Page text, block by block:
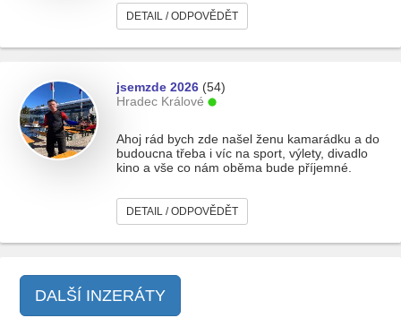
DETAIL / ODPOVĚDĚT
jsemzde 2026 (54)
Hradec Králové
Ahoj rád bych zde našel ženu kamarádku a do
budoucna třeba i víc na sport, výlety, divadlo
kino a vše co nám oběma bude příjemné.
DETAIL / ODPOVĚDĚT
DALŠÍ INZERÁTY